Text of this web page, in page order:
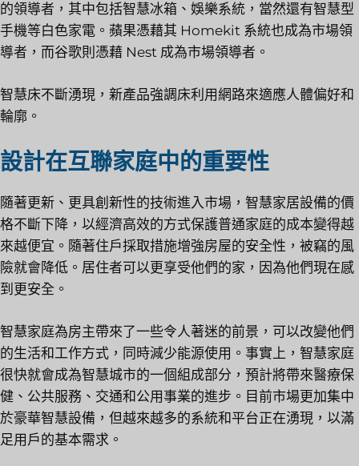
的領導者，其中包括智慧冰箱、娛樂系統，當然還有智慧型
手機等白色家電。蘋果憑藉其 Homekit 系統也成為市場領
導者，而谷歌則憑藉 Nest 成為市場領導者。
智慧床不斷湧現，新產品強調床利用網路來適應人體偏好和
輪廓。
設計在互聯家庭中的重要性
隨著更新、更具創新性的技術進入市場，智慧家居設備的價
格不斷下降，以經濟高效的方式保護普通家庭的成本變得越
來越便宜。隨著住戶採取措施增強房屋的安全性，被竊的風
險就會降低。居住者可以更享受他們的家，因為他們現在感
到更安全。
智慧家庭為房主帶來了一些令人著迷的前景，可以改變他們
的生活和工作方式，同時減少能源使用。事實上，智慧家庭
很快就會成為智慧城市的一個組成部分，預計將帶來醫療保
健、公共服務、交通和公用事業的進步。目前市場更加集中
於豪華智慧設備，但越來越多的系統和平台正在湧現，以滿
足用戶的基本需求。